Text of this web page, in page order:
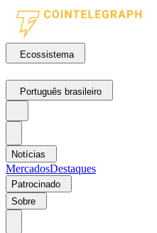
Ecossistema
Português brasileiro
Notícias
MercadosDestaques
Patrocinado
Sobre